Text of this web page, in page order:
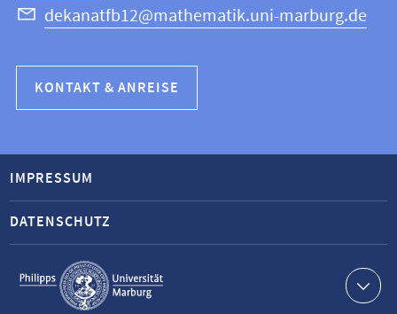
dekanatfb12@mathematik.uni-marburg.de
KONTAKT & ANREISE
Service-
Navigation
IMPRESSUM
DATENSCHUTZ